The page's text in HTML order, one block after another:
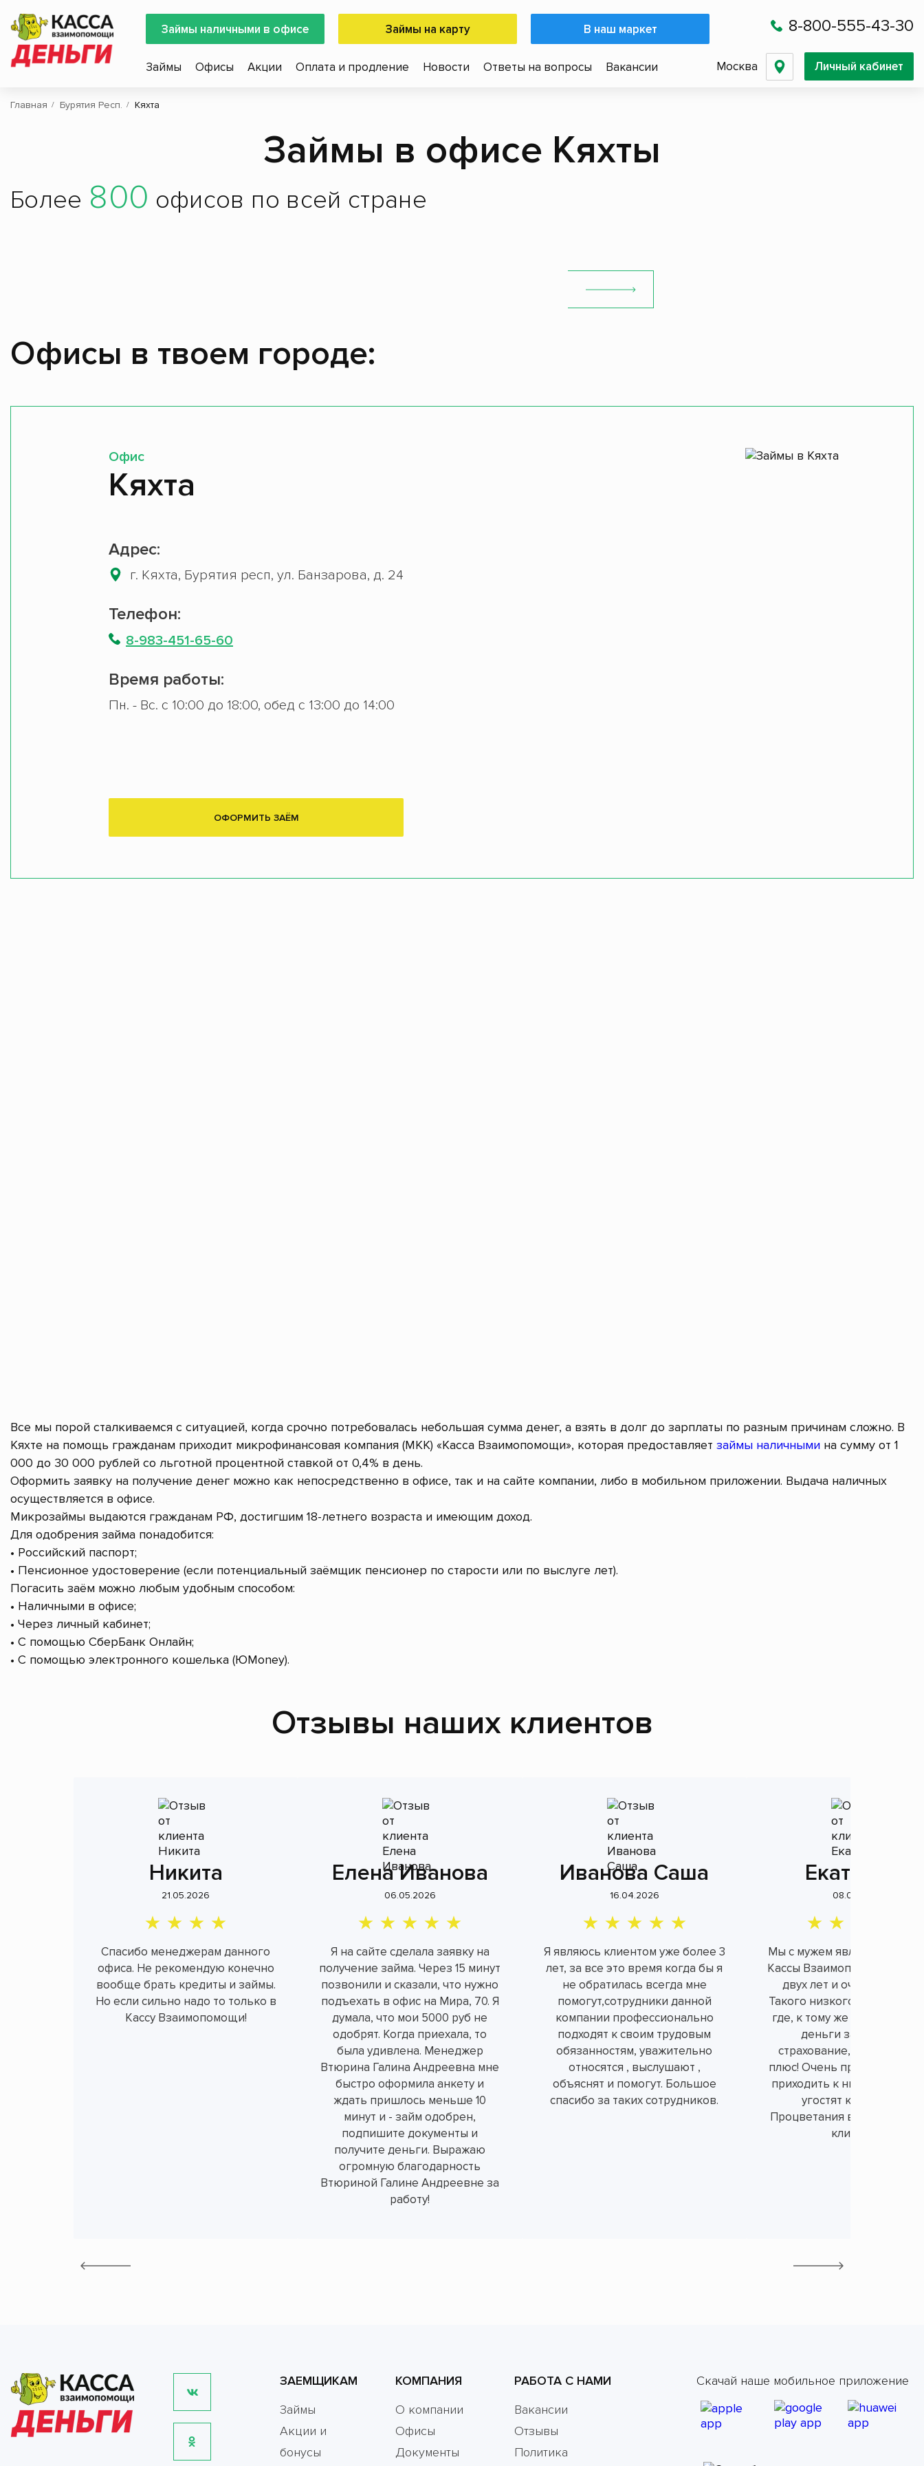
Займы наличными в офисе Займы на карту В наш маркет 8-800-555-43-30
Займы Офисы Акции Оплата и продление Новости Ответы на вопросы Вакансии Москва Личный кабинет
Главная Бурятия Респ. Кяхта
Займы в офисе Кяхты
Более 800 офисов по всей стране
Офисы в твоем городе:
Офис
Кяхта
Адрес:
г. Кяхта, Бурятия респ, ул. Банзарова, д. 24
Телефон:
8-983-451-65-60
Время работы:
Пн. - Вс. с 10:00 до 18:00, обед с 13:00 до 14:00
ОФОРМИТЬ ЗАЁМ
Все мы порой сталкиваемся с ситуацией, когда срочно потребовалась небольшая сумма денег, а взять в долг до зарплаты по разным причинам сложно. В
Кяхте на помощь гражданам приходит микрофинансовая компания (МКК) «Касса Взаимопомощи», которая предоставляет займы наличными на сумму от 1
000 до 30 000 рублей со льготной процентной ставкой от 0,4% в день.
Оформить заявку на получение денег можно как непосредственно в офисе, так и на сайте компании, либо в мобильном приложении. Выдача наличных
осуществляется в офисе.
Микрозаймы выдаются гражданам РФ, достигшим 18-летнего возраста и имеющим доход.
Для одобрения займа понадобится:
• Российский паспорт;
• Пенсионное удостоверение (если потенциальный заёмщик пенсионер по старости или по выслуге лет).
Погасить заём можно любым удобным способом:
• Наличными в офисе;
• Через личный кабинет;
• С помощью СберБанк Онлайн;
• С помощью электронного кошелька (ЮMoney).
Отзывы наших клиентов
Никита
21.05.2026
Спасибо менеджерам данного
офиса. Не рекомендую конечно
вообще брать кредиты и займы.
Но если сильно надо то только в
Кассу Взаимопомощи!
Елена Иванова
06.05.2026
Я на сайте сделала заявку на
получение займа. Через 15 минут
позвонили и сказали, что нужно
подъехать в офис на Мира, 70. Я
думала, что мои 5000 руб не
одобрят. Когда приехала, то
была удивлена. Менеджер
Втюрина Галина Андреевна мне
быстро оформила анкету и
ждать пришлось меньше 10
минут и - займ одобрен,
подпишите документы и
получите деньги. Выражаю
огромную благодарность
Втюриной Галине Андреевне за
работу!
Иванова Саша
16.04.2026
Я являюсь клиентом уже более 3
лет, за все это время когда бы я
не обратилась всегда мне
помогут,сотрудники данной
компании профессионально
подходят к своим трудовым
обязанностям, уважительно
относятся , выслушают ,
объяснят и помогут. Большое
спасибо за таких сотрудников.
Екатерина
08.04.2026
Мы с мужем являемся
Кассы Взаимопомощи уже
двух лет и очень
Такого низкого процента
где, к тому же не берут
деньги за не нужное
страхование, а это
плюс! Очень приятно и
приходить к ним в офис,
угостят конфетками.
Процветания вам и
клиентов!
ЗАЕМЩИКАМ
Займы
Акции и
бонусы
КОМПАНИЯ
О компании
Офисы
Документы
РАБОТА С НАМИ
Вакансии
Отзывы
Политика
Скачай наше мобильное приложение